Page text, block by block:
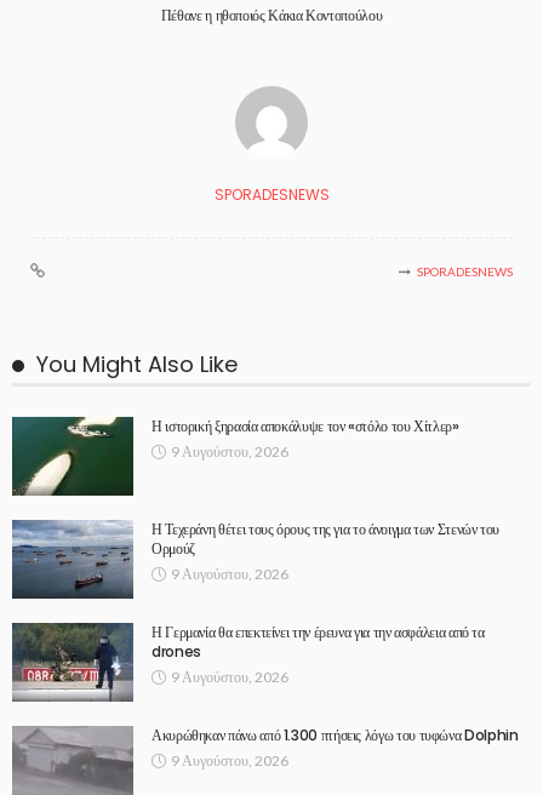
Πέθανε η ηθοποιός Κάκια Κοντοπούλου
SPORADESNEWS
SPORADESNEWS
You Might Also Like
Η ιστορική ξηρασία αποκάλυψε τον «στόλο του Χίτλερ»
9 Αυγούστου, 2026
Η Τεχεράνη θέτει τους όρους της για το άνοιγμα των Στενών του
Ορμούζ
9 Αυγούστου, 2026
Η Γερμανία θα επεκτείνει την έρευνα για την ασφάλεια από τα
drones
9 Αυγούστου, 2026
Ακυρώθηκαν πάνω από 1.300 πτήσεις λόγω του τυφώνα Dolphin
9 Αυγούστου, 2026